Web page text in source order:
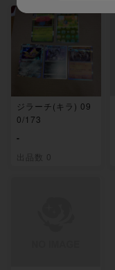
ジラーチ(キラ) 09
0/173
-
出品数 0